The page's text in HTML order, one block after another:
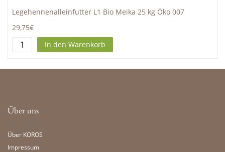
Legehennenalleinfutter L1 Bio Meika 25 kg Öko 007
29,75€
In den Warenkorb
Über uns
Über KOROS
Impressum